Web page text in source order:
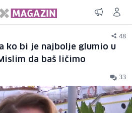
48
ko bi je najbolje glumio u
da baš ličimo
33